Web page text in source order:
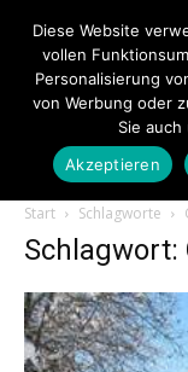
Start Schlagworte
Schlagwort:
Diese Website
vollen
Personalisierung
von Werbung oder
Sie
Akzeptieren